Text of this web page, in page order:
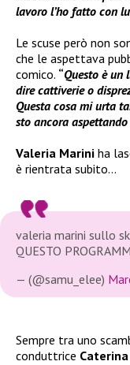
lavoro l’ho fatto con
Le scuse però non
che le aspettava
comico. “Questo è
dire cattiverie o
Questa cosa mi urta
sto ancora
Valeria Marini ha
è rientrata subito…
valeria marini sullo
QUESTO
— (@samu_elee)
Sempre tra uno
conduttrice